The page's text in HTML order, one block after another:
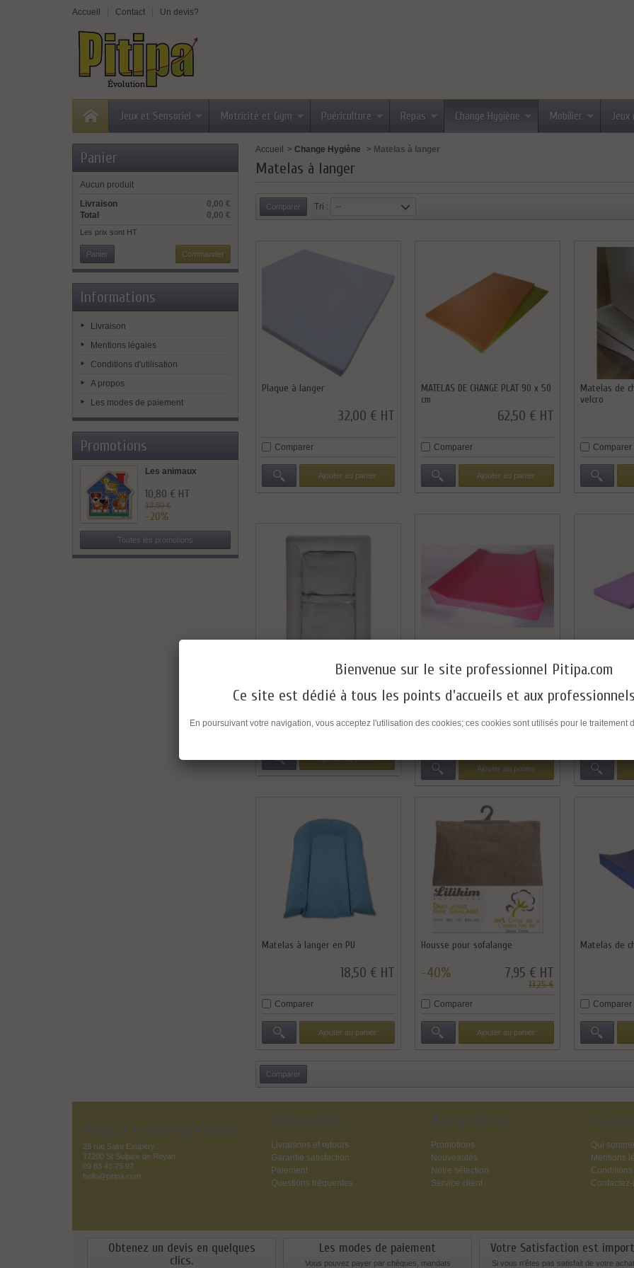
Accueil Contact Un devis?
Jeux et Sensoriel Motricité et Gym Puériculture Repas Change Hygiène Mobilier Jeux
Panier
Aucun produit
0,00 €
Livraison
0,00 €
Total
Les prix sont HT
Panier Commander
Informations
Livraison
Mentions légales
Conditions d'utilisation
A propos
Les modes de paiement
Promotions
Les animaux
10,80 € HT
13,50 €
-20%
Toutes les promotions
Accueil > Change Hygiène > Matelas à langer
Matelas à langer
Tri : --
Plaque à langer
32,00 € HT
Comparer
Ajouter au panier
MATELAS DE CHANGE PLAT 90 x 50
cm
62,50 € HT
Comparer
Ajouter au panier
Matelas de
velcro
Comparer
54,00 € HT
Comparer
Ajouter au panier
MATELAS A LANGER GALBÉ
58,00 € HT
Comparer
Ajouter au panier
Comparer
Matelas à langer en PU
18,50 € HT
Comparer
Ajouter au panier
Housse pour sofalange
-40% 7,95 € HT
13,25 €
Comparer
Ajouter au panier
Matelas de
Comparer
Pitipa / France Satellicare
28 rue Saint Exupéry
17200 St Sulpice de Royan
09 83 43 75 97
hello@pitipa.com
Informations
Livraisons et retours
Garantie satisfaction
Paiement
Questions fréquentes
Nos produits
Promotions
Nouveautés
Notre sélection
Service client
A
Qui
Mentions
Obtenez un devis en quelques
clics.
Les modes de paiement
Vous pouvez payer par chèques, mandats
Votre Satisfaction est
Si vous n'êtes pas satisfait de votre
Bienvenue sur le site professionnel Pitipa.com
Ce site est dédié à tous les points d'accueils et aux
En poursuivant votre navigation, vous acceptez l'utilisation des cookies; ces cookies sont utilisés pour le traitement